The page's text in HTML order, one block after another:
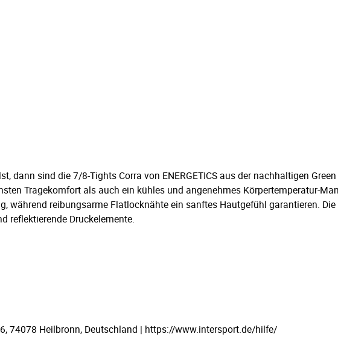
dann sind die 7/8-Tights Corra von ENERGETICS aus der nachhaltigen
Tragekomfort als auch ein kühles und angenehmes Körpertemperatur-
während reibungsarme Flatlocknähte ein sanftes Hautgefühl garantieren.
reflektierende Druckelemente.
74078 Heilbronn, Deutschland | https://www.intersport.de/hilfe/